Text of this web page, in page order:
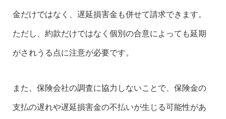
金だけではなく、遅延損害金も併せて請求できます。
ただし、約款だけではなく個別の合意によっても延期
がされうる点に注意が必要です。
また、保険会社の調査に協力しないことで、保険金の
支払の遅れや遅延損害金の不払いが生じる可能性があ